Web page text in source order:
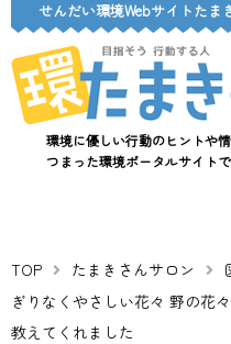
せんだい環境Webサイトたま
環境に優しい行動のヒントや
つまった環境ポータルサイトで
TOP たまきさんサロン
ぎりなくやさしい花々 野の花
教えてくれました